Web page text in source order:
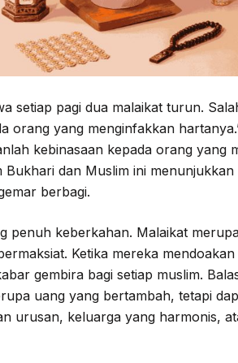
orang yang menginfakkan
kebinasaan kepada orang yang
dan Muslim ini
berbagi.
penuh keberkahan. Malaikat
Ketika mereka
gembira bagi setiap muslim.
uang yang bertambah, tetapi
urusan, keluarga yang harmonis,